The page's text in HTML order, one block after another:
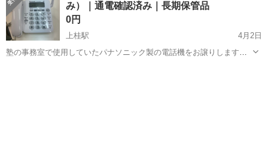
致します。
み）｜通電確認済み｜長期保管品
0円
上桂駅
4月2日
塾の事務室で使用していたパナソニック製の電話機をお譲りします。